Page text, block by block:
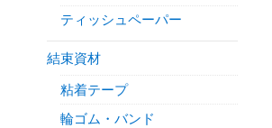
ティッシュペーパー
結束資材
粘着テープ
輪ゴム・バンド